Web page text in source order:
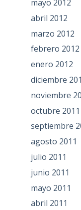
mayo 2012
abril 2012
marzo 2012
febrero 2012
enero 2012
diciembre
noviembre
octubre 2011
septiembre
agosto 2011
julio 2011
junio 2011
mayo 2011
abril 2011